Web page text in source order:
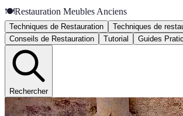
🍽️Restauration Meubles Anciens
Techniques de Restauration
Techniques de
Conseils de Restauration
Tutorial Guides
Rechercher